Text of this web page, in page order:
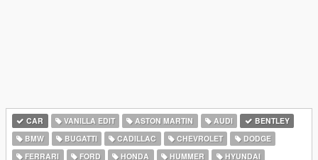
CAR VANILLA EDIT ASTON MARTIN AUDI
BENTLEY
BMW
BUGATTI CADILLAC CHEVROLET
DODGE
FERRARI
FORD HONDA HUMMER
HYUNDAI